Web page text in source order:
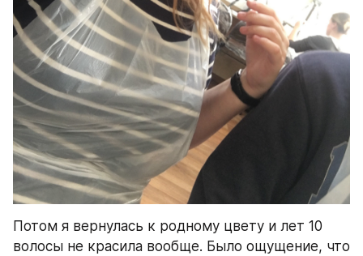
Потом я вернулась к родному цвету и лет 10
волосы не красила вообще. Было ощущение, что